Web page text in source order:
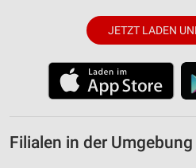
JETZT LADEN
Filialen in der Umgebung